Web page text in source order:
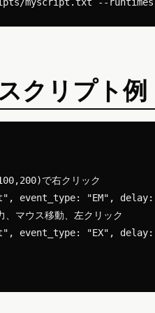
クリプト例
で右クリック
event_type: "EM",
マウス移動、左クリック
event_type: "EX",